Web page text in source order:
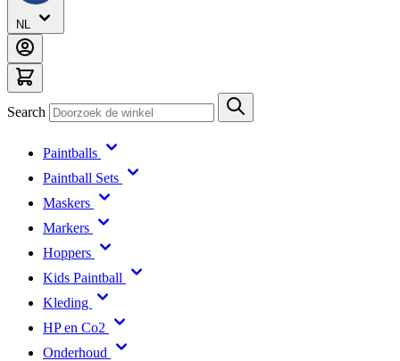
NL
Search
Paintballs
Paintball Sets
Maskers
Markers
Hoppers
Kids Paintball
Kleding
HP en Co2
Onderhoud